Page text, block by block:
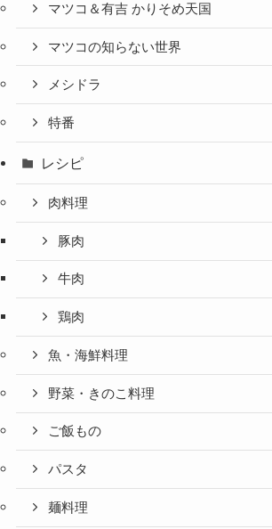
マツコ＆有吉 かりそめ天国
マツコの知らない世界
メシドラ
特番
レシピ
肉料理
豚肉
牛肉
鶏肉
魚・海鮮料理
野菜・きのこ料理
ご飯もの
パスタ
麺料理